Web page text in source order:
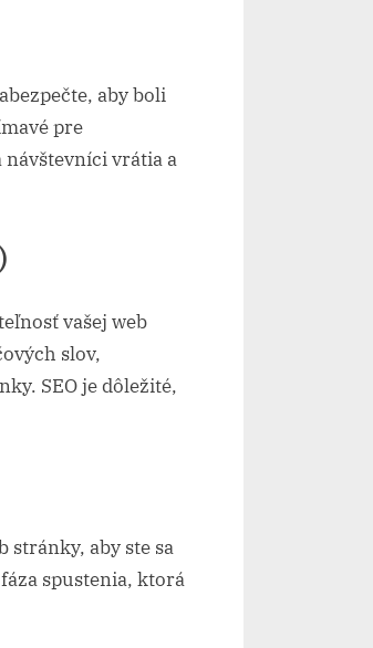
aby boli
pre
návštevníci vrátia a
vašej web
slov,
SEO je dôležité,
stránky, aby ste sa
spustenia, ktorá